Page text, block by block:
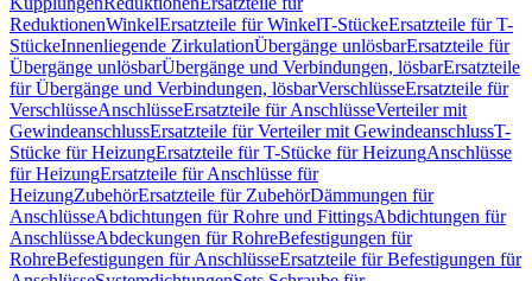
ReduktionenWinkelErsatzteile für WinkelT-StückeErsatzteile für T-
StückeInnenliegende ZirkulationÜbergänge unlösbarErsatzteile für
Übergänge unlösbarÜbergänge und Verbindungen, lösbarErsatzteile
für Übergänge und Verbindungen, lösbarVerschlüsseErsatzteile für
VerschlüsseAnschlüsseErsatzteile für AnschlüsseVerteiler mit
GewindeanschlussErsatzteile für Verteiler mit GewindeanschlussT-
Stücke für HeizungErsatzteile für T-Stücke für HeizungAnschlüsse
für HeizungErsatzteile für Anschlüsse für
HeizungZubehörErsatzteile für ZubehörDämmungen für
AnschlüsseAbdichtungen für Rohre und FittingsAbdichtungen für
AnschlüsseAbdeckungen für RohreBefestigungen für
RohreBefestigungen für AnschlüsseErsatzteile für Befestigungen für